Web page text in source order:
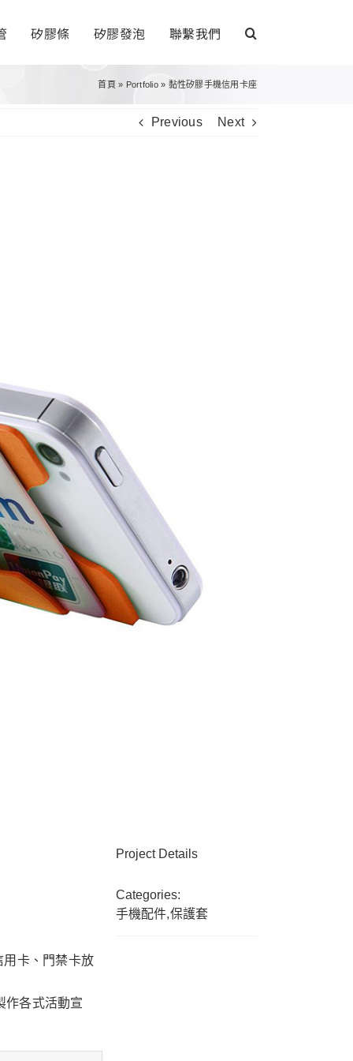
矽膠條 矽膠發泡 聯繫我們
首頁 » Portfolio» 黏性矽膠手機信用卡座
Previous Next
卡、門禁卡放
作各式活動宣
Project Details
Categories:
手機配件,保護套